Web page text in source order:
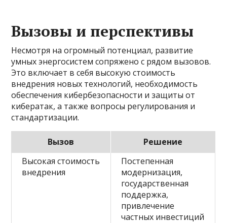
Вызовы и перспективы
Несмотря на огромный потенциал, развитие
умных энергосистем сопряжено с рядом вызовов.
Это включает в себя высокую стоимость
внедрения новых технологий, необходимость
обеспечения кибербезопасности и защиты от
кибератак, а также вопросы регулирования и
стандартизации.
Вызов
Решение
Высокая стоимость
внедрения
Постепенная
модернизация,
государственная
поддержка,
привлечение
частных инвестиций